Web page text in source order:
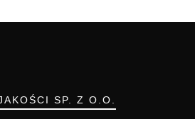
SP. Z O.O.